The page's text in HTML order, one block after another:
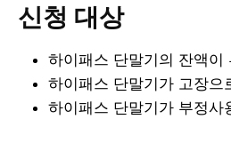
신청 대상
하이패스 단말기의 잔액이
하이패스 단말기가 고장으
하이패스 단말기가 부정사